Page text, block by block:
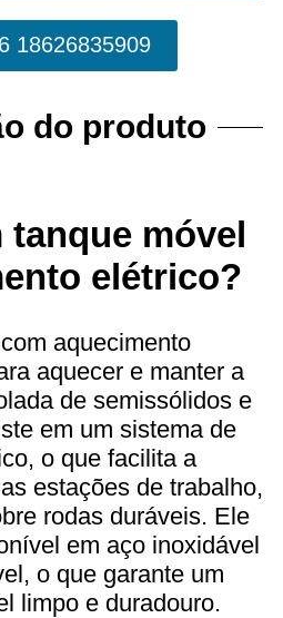
18626835909
do produto
tanque móvel
elétrico?
aquecimento
aquecer e manter a
de semissólidos e
em um sistema de
o que facilita a
estações de trabalho,
rodas duráveis. Ele
em aço inoxidável
o que garante um
limpo e duradouro.